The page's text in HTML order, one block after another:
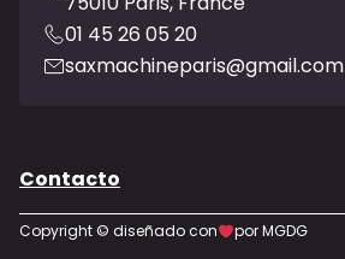
01 45 26 05 20
saxmachineparis@gmail.com
Contacto
Copyright © diseñado con por MGDG